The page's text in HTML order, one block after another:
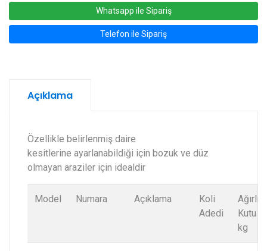
Whatsapp ile Sipariş
Telefon ile Sipariş
Açıklama
Özellikle belirlenmiş daire
kesitlerine ayarlanabildiği için bozuk ve düz
olmayan araziler için idealdir
Model Numara Açıklama
Koli
Adedi
Ağırlık
Kutu /
kg